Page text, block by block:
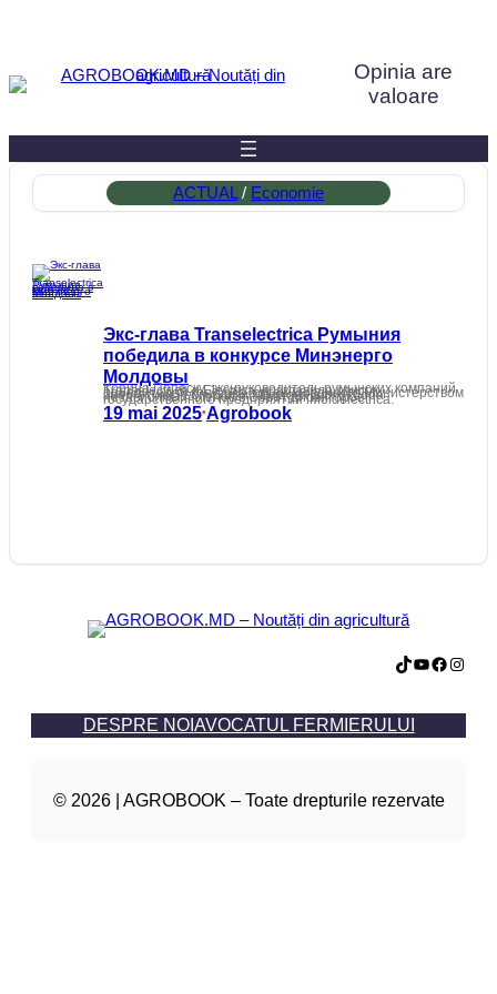
conținut
Opinia are
valoare
ACTUAL / Economie
Экс-глава Transelectrica Румыния
победила в конкурсе Минэнерго
Молдовы
Корина Попеску, экс-руководитель румынских компаний Transelectrica и Electrica, возглавила список победителей конкурса, организованного Министерством энергетики Республики Молдова для отбора независимых членов в Совет директоров государственного предприятия Moldelectrica.
19 mai 2025•Agrobook
TikTok YouTube Facebook Instagram
DESPRE NOI AVOCATUL FERMIERULUI
© 2026 | AGROBOOK – Toate drepturile rezervate